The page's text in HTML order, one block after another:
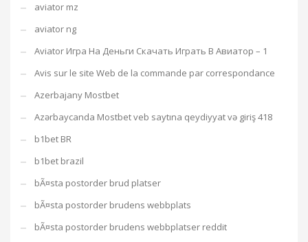
aviator mz
aviator ng
Aviator Игра На Деньги Скачать Играть В Авиатор – 1
Avis sur le site Web de la commande par correspondance
Azerbajany Mostbet
Azərbaycanda Mostbet veb saytına qeydiyyat və giriş 418
b1bet BR
b1bet brazil
bÃ¤sta postorder brud platser
bÃ¤sta postorder brudens webbplats
bÃ¤sta postorder brudens webbplatser reddit